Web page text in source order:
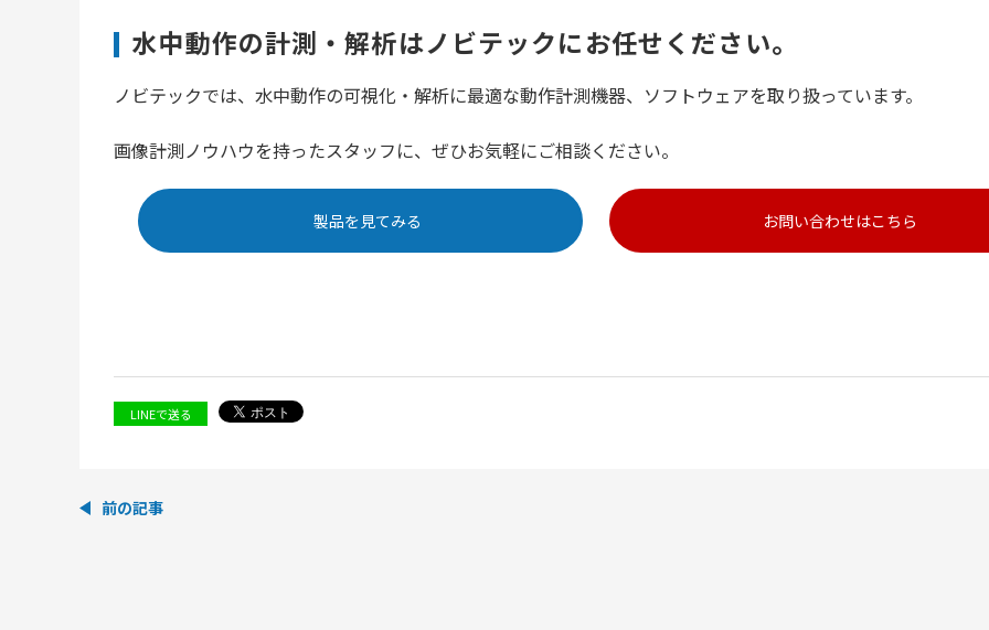
水中動作の計測・解析はノビテックにお任せください。
ノビテックでは、水中動作の可視化・解析に最適な動作計測機器、ソフトウェアを取り扱っています。
画像計測ノウハウを持ったスタッフに、ぜひお気軽にご相談ください。
製品を見てみる お問い合わせはこちら
LINEで送る
前の記事